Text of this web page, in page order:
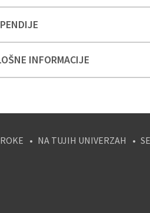
INFORMACIJE
NA TUJIH UNIVERZAH